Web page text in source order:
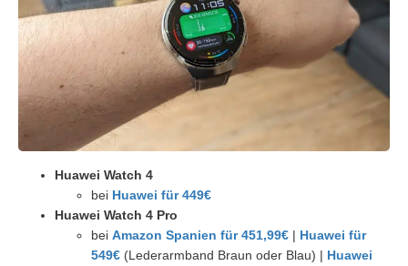
Huawei Watch 4
bei Huawei für 449€
Huawei Watch 4 Pro
bei Amazon Spanien für 451,99€ | Huawei für
549€ (Lederarmband Braun oder Blau) | Huawei